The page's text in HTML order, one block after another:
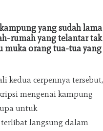
yang sudah lama
rumah yang telantar tak
muka orang tua-tua yang
kedua cerpennya tersebut,
mengenai kampung
untuk
langsung dalam